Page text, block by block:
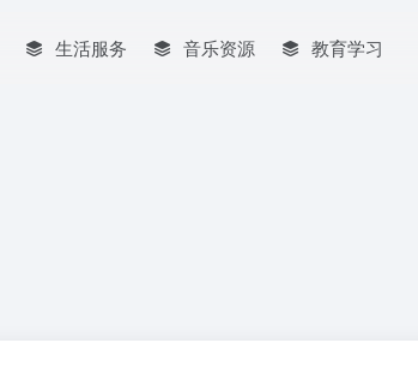
生活服务 音乐资源 教育学习